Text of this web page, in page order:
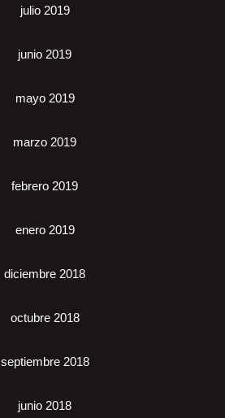
julio 2019
junio 2019
mayo 2019
marzo 2019
febrero 2019
enero 2019
diciembre 2018
octubre 2018
septiembre 2018
junio 2018